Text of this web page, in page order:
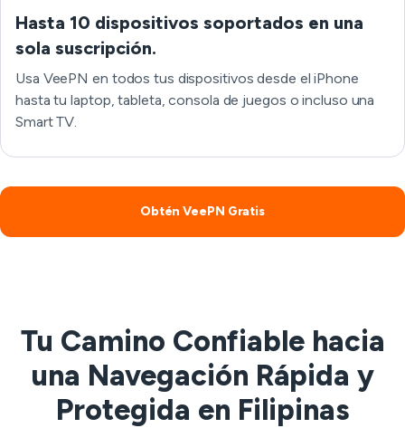
Hasta 10 dispositivos soportados en una
sola suscripción.
Usa VeePN en todos tus dispositivos desde el iPhone
hasta tu laptop, tableta, consola de juegos o incluso una
Smart TV.
Obtén VeePN Gratis
Tu Camino Confiable hacia
una Navegación Rápida y
Protegida en Filipinas